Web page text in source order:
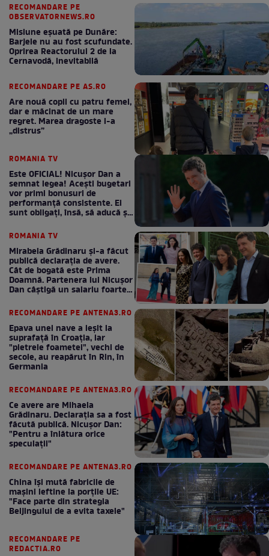
RECOMANDARE PE
OBSERVATORNEWS.RO
Misiune eșuată pe Dunăre:
Barjele nu au fost scufundate.
Oprirea Reactorului 2 de la
Cernavodă, inevitabilă
RECOMANDARE PE AS.RO
Are nouă copii cu patru femei,
dar e măcinat de un mare
regret. Marea dragoste l-a
„distrus”
ROMANIA TV
Este OFICIAL! Nicușor Dan a
semnat legea! Acești bugetari
vor primi bonusuri de
performanță consistente. Ei
sunt obligați, însă, să aducă și
ROMANIA TV
Mirabela Grădinaru și-a făcut
publică declarația de avere.
Cât de bogată este Prima
Doamnă. Partenera lui Nicușor
Dan câștigă un salariu foarte
RECOMANDARE PE ANTENA3.RO
Epava unei nave a ieșit la
suprafață în Croația, iar
"pietrele foametei", vechi de
secole, au reapărut în Rin, în
Germania
RECOMANDARE PE ANTENA3.RO
Ce avere are Mihaela
Grădinaru. Declarația sa a fost
făcută publică. Nicușor Dan:
"Pentru a înlătura orice
speculații"
RECOMANDARE PE ANTENA3.RO
China își mută fabricile de
mașini ieftine la porțile UE:
"Face parte din strategia
Beijingului de a evita taxele"
RECOMANDARE PE
REDACTIA.RO